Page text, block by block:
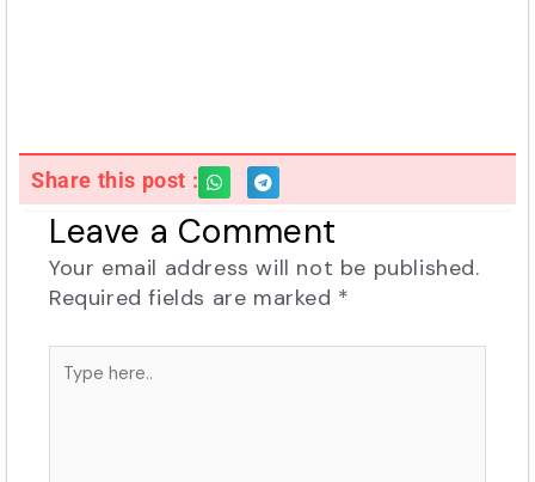
Share this post :
Leave a Comment
Your email address will not be published.
Required fields are marked *
Type
here..